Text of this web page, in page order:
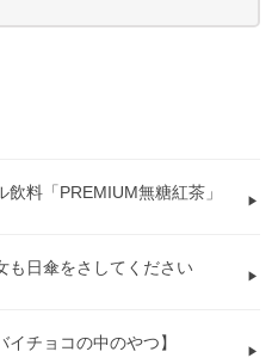
料「PREMIUM無糖紅茶」
も日傘をさしてください
チョコの中のやつ】